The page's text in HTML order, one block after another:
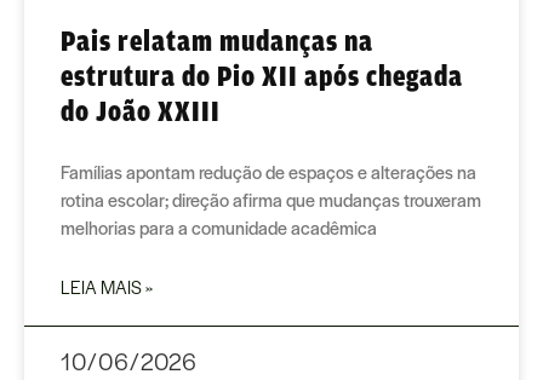
Pais relatam mudanças na
estrutura do Pio XII após chegada
do João XXIII
Famílias apontam redução de espaços e alterações na
rotina escolar; direção afirma que mudanças trouxeram
melhorias para a comunidade acadêmica
LEIA MAIS »
10/06/2026